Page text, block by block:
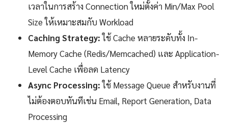
เวลาในการสร้าง Connection ใหม่ตั้งค่า Min/Max Pool
Size ให้เหมาะสมกับ Workload
Caching Strategy:ใช้ Cache หลายระดับทั้ง In-
Memory Cache (Redis/Memcached) และ Application-
Level Cache เพื่อลด Latency
Async Processing:ใช้ Message Queue สำหรับงานที่
ไม่ต้องตอบทันทีเช่น Email, Report Generation, Data
Processing